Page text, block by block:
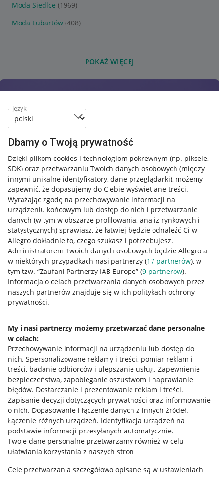
język
Dbamy o Twoją prywatność
Dzięki plikom cookies i technologiom pokrewnym (np. piksele,
SDK) oraz przetwarzaniu Twoich danych osobowych (między
innymi unikalne identyfikatory, dane przeglądarki), możemy
zapewnić, że dopasujemy do Ciebie wyświetlane treści.
Wyrażając zgodę na przechowywanie informacji na
urządzeniu końcowym lub dostęp do nich i przetwarzanie
danych (w tym w obszarze profilowania, analiz rynkowych i
statystycznych) sprawiasz, że łatwiej będzie odnaleźć Ci w
Allegro dokładnie to, czego szukasz i potrzebujesz.
Administratorem Twoich danych osobowych będzie Allegro a
w niektórych przypadkach nasi partnerzy (17 partnerów), w
tym tzw. “Zaufani Partnerzy IAB Europe” (9 partnerów).
Informacja o celach przetwarzania danych osobowych przez
naszych partnerów znajduje się w ich politykach ochrony
prywatności.
My i nasi partnerzy możemy przetwarzać dane personalne
w celach:
Przechowywanie informacji na urządzeniu lub dostęp do
nich. Spersonalizowane reklamy i treści, pomiar reklam i
treści, badanie odbiorców i ulepszanie usług. Zapewnienie
bezpieczeństwa, zapobieganie oszustwom i naprawianie
błędów. Dostarczanie i prezentowanie reklam i treści.
Zapisanie decyzji dotyczących prywatności oraz informowanie
o nich. Dopasowanie i łączenie danych z innych źródeł.
Łączenie różnych urządzeń. Identyfikacja urządzeń na
podstawie informacji przesyłanych automatycznie.
Twoje dane personalne przetwarzamy również w celu
ułatwiania korzystania z naszych stron
Cele przetwarzania szczegółowo opisane są w ustawieniach
Moda Siedlce (1969)
Moda Lubartów (408)
POKAŻ WIĘCEJ
Przydatne informacje
Jak to działa
Allegro Gadane dla sprzedających
Allegro Gadane dla kupujących
Mapa miejscowości
Informacje prawne
Regulamin
Polityka plików "cookies"
Ustawienia plików "cookies"
Udostępnianie lokalizacji